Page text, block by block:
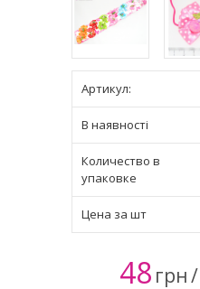
Артикул:
В наявності
Количество в
упаковке
Цена за шт
48 грн/